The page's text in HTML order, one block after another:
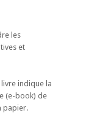
les
et
indique la
(e-book) de
papier.